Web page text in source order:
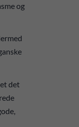
og
det